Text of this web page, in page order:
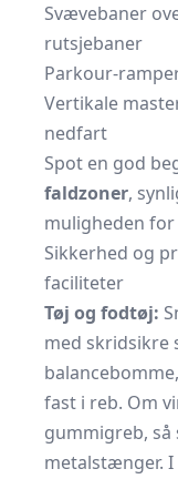
Svævebaner
rutsjebaner
Parkour-
Vertikale
nedfart
Spot en god
faldzoner,
muligheden for
Sikkerhed og
faciliteter
Tøj og fodtøj:
med skridsikre
fast i reb. Om
gummigreb,
metalstænger.